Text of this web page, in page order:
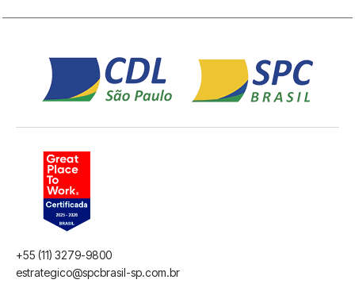
+55 (11) 3279-9800
estrategico@spcbrasil-sp.com.br